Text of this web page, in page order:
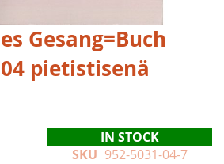
Gesang=Buch
pietistisenä
IN STOCK
SKU 952-5031-04-7